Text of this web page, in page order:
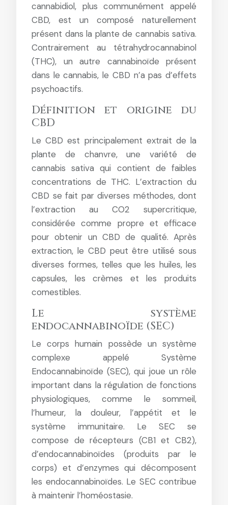
cannabidiol, plus communément appelé
CBD, est un composé naturellement
présent dans la plante de cannabis sativa.
Contrairement au tétrahydrocannabinol
(THC), un autre cannabinoïde présent
dans le cannabis, le CBD n’a pas d’effets
psychoactifs.
Définition et origine du
CBD
Le CBD est principalement extrait de la
plante de chanvre, une variété de
cannabis sativa qui contient de faibles
concentrations de THC. L’extraction du
CBD se fait par diverses méthodes, dont
l’extraction au CO2 supercritique,
considérée comme propre et efficace
pour obtenir un CBD de qualité. Après
extraction, le CBD peut être utilisé sous
diverses formes, telles que les huiles, les
capsules, les crèmes et les produits
comestibles.
Le système
endocannabinoïde (SEC)
Le corps humain possède un système
complexe appelé Système
Endocannabinoïde (SEC), qui joue un rôle
important dans la régulation de fonctions
physiologiques, comme le sommeil,
l’humeur, la douleur, l’appétit et le
système immunitaire. Le SEC se
compose de récepteurs (CB1 et CB2),
d’endocannabinoïdes (produits par le
corps) et d’enzymes qui décomposent
les endocannabinoïdes. Le SEC contribue
à maintenir l’homéostasie.